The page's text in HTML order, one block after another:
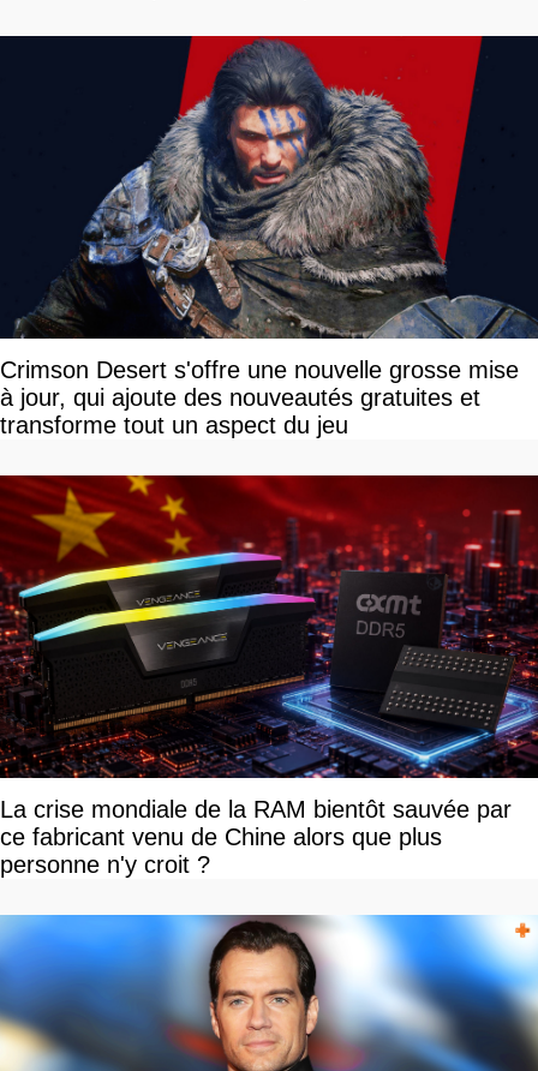
Crimson Desert s'offre une nouvelle grosse mise
à jour, qui ajoute des nouveautés gratuites et
transforme tout un aspect du jeu
La crise mondiale de la RAM bientôt sauvée par
ce fabricant venu de Chine alors que plus
personne n'y croit ?